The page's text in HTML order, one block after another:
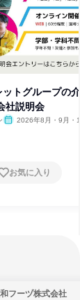
ットグループの
説明会
2026年8月・9月・
お気に入り
フーヅ株式会社